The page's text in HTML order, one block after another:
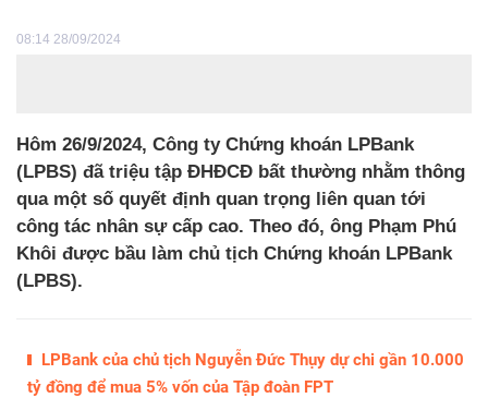
08:14 28/09/2024
Hôm 26/9/2024, Công ty Chứng khoán LPBank
(LPBS) đã triệu tập ĐHĐCĐ bất thường nhằm thông
qua một số quyết định quan trọng liên quan tới
công tác nhân sự cấp cao. Theo đó, ông Phạm Phú
Khôi được bầu làm chủ tịch Chứng khoán LPBank
(LPBS).
LPBank của chủ tịch Nguyễn Đức Thụy dự chi gần 10.000
tỷ đồng để mua 5% vốn của Tập đoàn FPT